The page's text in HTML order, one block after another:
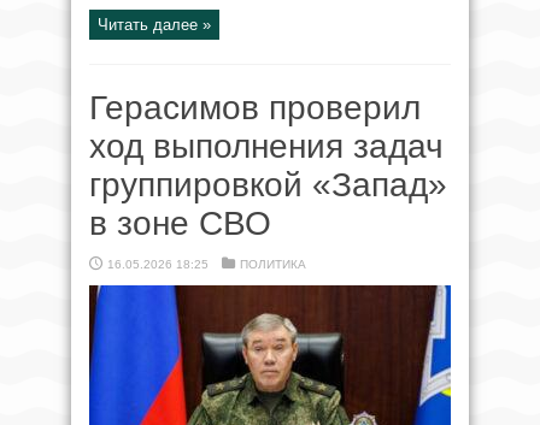
Читать далее »
Герасимов проверил
ход выполнения задач
группировкой «Запад»
в зоне СВО
16.05.2026 18:25 ПОЛИТИКА